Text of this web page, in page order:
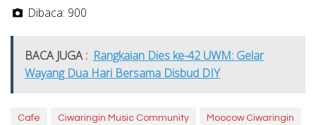
Dibaca: 900
BACA JUGA : Rangkaian Dies ke-42 UWM: Gelar
Wayang Dua Hari Bersama Disbud DIY
Cafe Ciwaringin Music Community Moocow Ciwaringin